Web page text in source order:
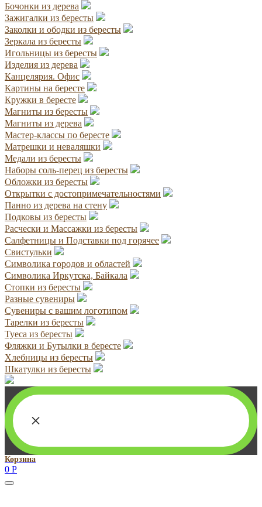
Бочонки из дерева
Зажигалки из бересты
Заколки и ободки из бересты
Зеркала из бересты
Игольницы из бересты
Изделия из дерева
Канцелярия. Офис
Картины на бересте
Кружки в бересте
Магниты из бересты
Магниты из дерева
Мастер-классы по бересте
Матрешки и неваляшки
Медали из бересты
Наборы соль-перец из бересты
Обложки из бересты
Открытки с достопримечательностями
Панно из дерева на стену
Подковы из бересты
Расчески и Массажки из бересты
Салфетницы и Подставки под горячее
Свистульки
Символика городов и областей
Символика Иркутска, Байкала
Стопки из бересты
Разные сувениры
Сувениры с вашим логотипом
Тарелки из бересты
Туеса из бересты
Фляжки и Бутылки в бересте
Хлебницы из бересты
Шкатулки из бересты
×
Корзина
0 Р